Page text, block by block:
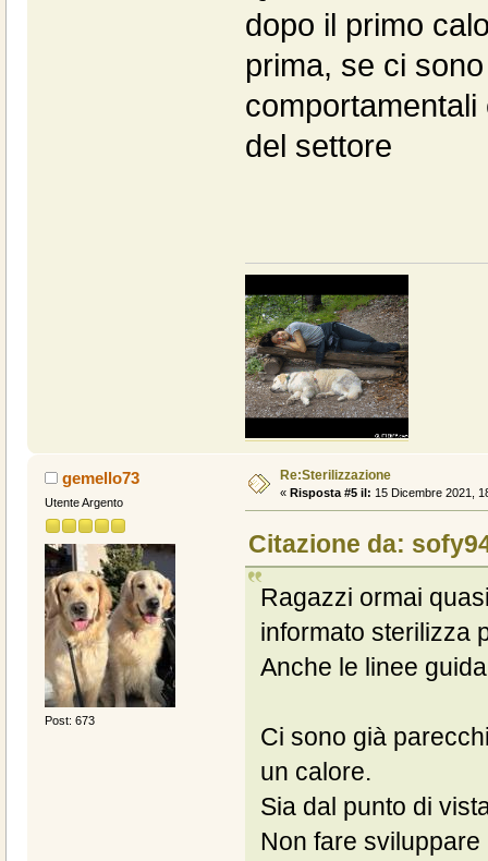
dopo il primo
prima, se ci
del settore
gemello73
Utente Argento
Post: 673
Re:Sterilizzazione
« Risposta #5 il: 15 Dicembre 2021,
Citazione da:
Ragazzi ormai
informato sterilizza
Anche le linee
Ci sono già
un calore.
Sia dal punto di
Non fare